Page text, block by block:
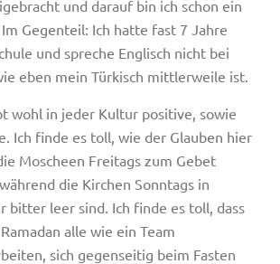
und darauf bin ich schon ein
Gegenteil: Ich hatte fast 7 Jahre
und spreche Englisch nicht bei
eben mein Türkisch mittlerweile ist.
wohl in jeder Kultur positive, sowie
Ich finde es toll, wie der Glauben hier
Moscheen Freitags zum Gebet
die Kirchen Sonntags in
bitter leer sind. Ich finde es toll, dass
alle wie ein Team
sich gegenseitig beim Fasten